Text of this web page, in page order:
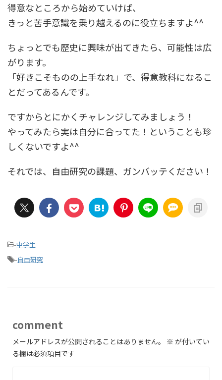
得意なところから始めていけば、
きっと苦手意識を乗り越えるのに役立ちますよ^^
ちょっとでも歴史に興味が出てきたら、可能性は広
がります。
「好きこそものの上手なれ」で、得意教科になるこ
とだってあるんです。
ですからとにかくチャレンジしてみましょう！
やってみたら実は自分に合ってた！ということも珍
しくないですよ^^
それでは、自由研究の課題、ガンバッテください！
-中学生
-自由研究
comment
メールアドレスが公開されることはありません。 ※ が付いてい
る欄は必須項目です